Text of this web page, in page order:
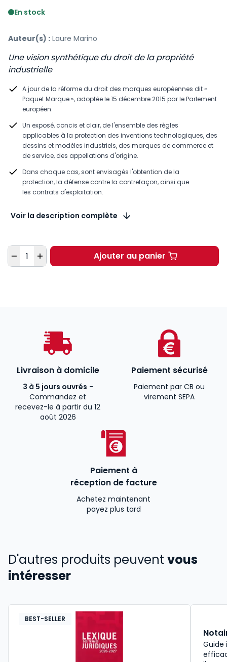
En stock
Auteur(s) : Laure Marino
Une vision synthétique du droit de la propriété
industrielle
A jour de la réforme du droit des marques européennes dit «
Paquet Marque », adoptée le 15 décembre 2015 par le Parlement
européen.
Un exposé, concis et clair, de l'ensemble des règles
applicables à la protection des inventions technologiques, des
dessins et modèles industriels, des marques de commerce et
de service, des appellations d'origine.
Dans chaque cas, sont envisagés l'obtention de la
protection, la défense contre la contrefaçon, ainsi que
les contrats d'exploitation.
Voir la description complète
Quantité Ajouter au panierDroit de la propriété
Livraison à domicile
3 à 5 jours ouvrés -
Commandez et
recevez-le à partir du 12
août 2026
Paiement sécurisé
Paiement par CB ou
virement SEPA
Paiement à
réception de facture
Achetez maintenant
payez plus tard
D'autres produits peuvent vous
intéresser
BEST-SELLER
Guide